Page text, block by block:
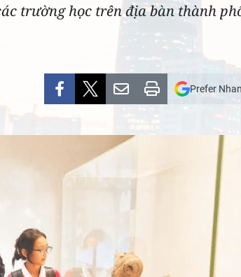
trường học trên địa bàn thành
Prefer